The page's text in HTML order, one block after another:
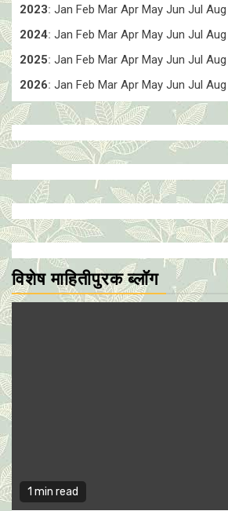
2023: Jan Feb Mar Apr May Jun Jul Aug
2024: Jan Feb Mar Apr May Jun Jul Aug
2025: Jan Feb Mar Apr May Jun Jul Aug
2026: Jan Feb Mar Apr May Jun Jul Aug
विशेष माहितीपुरक ब्लॉग
1 min read